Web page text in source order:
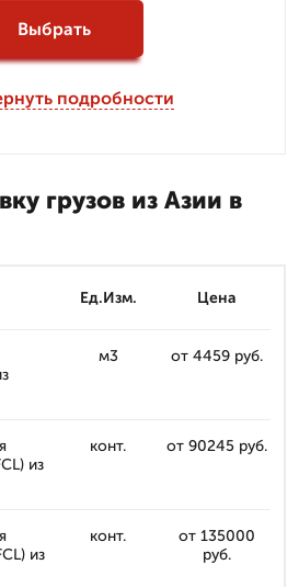
Выбрать
подробности
грузов из Азии в
Ед.Изм. Цена
м3 от 4459 руб.
из
конт. от 90245 руб.
из
конт.
от 135000
руб.